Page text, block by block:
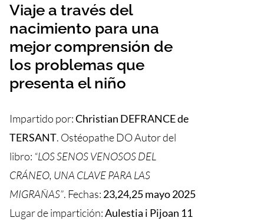
Viaje a través del
nacimiento para una
mejor comprensión de
los problemas que
presenta el niño
Impartido por:Christian DEFRANCE de
TERSANT. Ostéopathe DO Autor del
libro: “LOS SENOS VENOSOS DEL
CRÁNEO, UNA CLAVE PARA LAS
MIGRAÑAS”. Fechas: 23,24,25 mayo 2025
Lugar de impartición:Aulestia i Pijoan 11